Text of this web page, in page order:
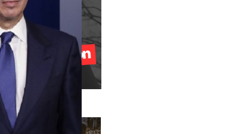
Ediciones anteriores